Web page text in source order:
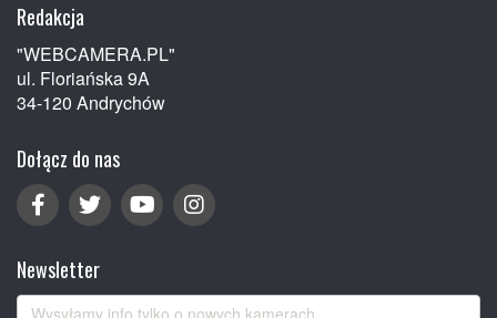
Redakcja
"WEBCAMERA.PL"
ul. Floriańska 9A
34-120 Andrychów
Dołącz do nas
Newsletter